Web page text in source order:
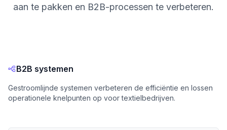
aan te pakken en B2B-processen te verbeteren.
B2B systemen
Gestroomlijnde systemen verbeteren de efficiëntie en lossen
operationele knelpunten op voor textielbedrijven.